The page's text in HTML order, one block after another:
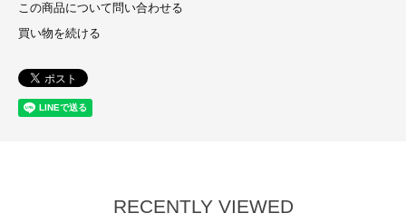
この商品について問い合わせる
買い物を続ける
RECENTLY VIEWED